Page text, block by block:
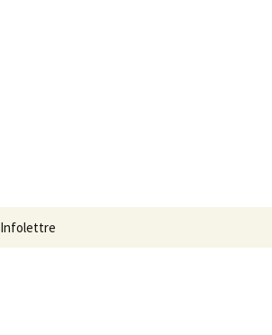
Infolettre